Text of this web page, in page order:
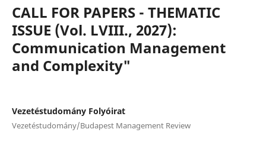
CALL FOR PAPERS - THEMATIC
ISSUE (Vol. LVIII., 2027):
Communication Management
and Complexity"
Vezetéstudomány Folyóirat
Vezetéstudomány/Budapest Management Review